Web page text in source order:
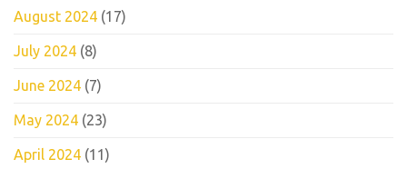
August 2024 (17)
July 2024 (8)
June 2024 (7)
May 2024 (23)
April 2024 (11)